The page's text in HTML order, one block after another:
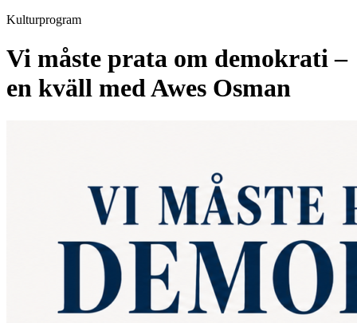
Kulturprogram
Vi måste prata om demokrati –
en kväll med Awes Osman